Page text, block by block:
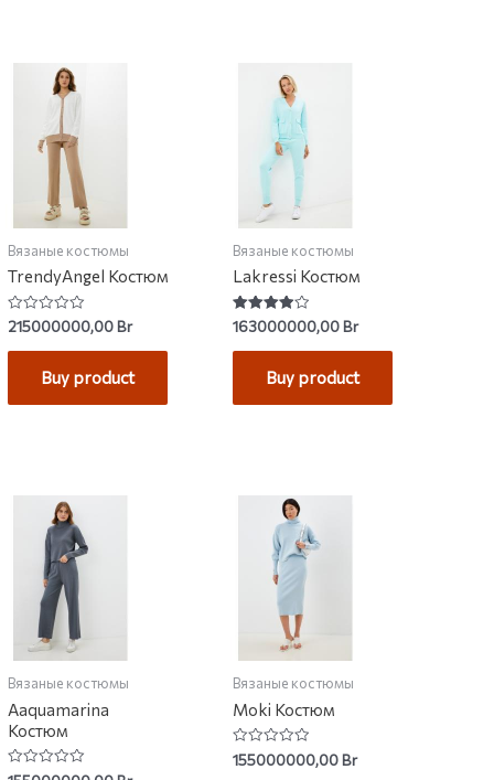
Вязаные костюмы
TrendyAngel Костюм
Rated
0
out
215000000,00Br
Buy product
Вязаные костюмы
Lakressi Костюм
Rated
4.00
out of 5
163000000,00Br
Buy product
Вязаные костюмы
Aaquamarina
Костюм
Rated
Вязаные костюмы
Moki Костюм
Rated
0
155000000,00Br